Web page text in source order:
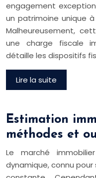
engagement
un patrimoine unique
Malheureusement,
une charge fiscale
détaille les dispositifs
Lire la suite
Estimation
méthodes et
Le marché
dynamique, connu